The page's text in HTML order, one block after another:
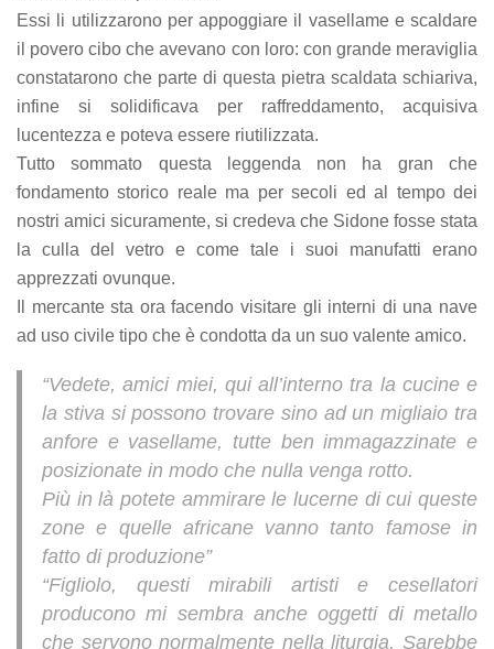
Essi li utilizzarono per appoggiare il vasellame e scaldare
il povero cibo che avevano con loro: con grande meraviglia
constatarono che parte di questa pietra scaldata schiariva,
infine si solidificava per raffreddamento, acquisiva
lucentezza e poteva essere riutilizzata.
Tutto sommato questa leggenda non ha gran che
fondamento storico reale ma per secoli ed al tempo dei
nostri amici sicuramente, si credeva che Sidone fosse stata
la culla del vetro e come tale i suoi manufatti erano
apprezzati ovunque.
Il mercante sta ora facendo visitare gli interni di una nave
ad uso civile tipo che è condotta da un suo valente amico.
“Vedete, amici miei, qui all’interno tra la cucine e
la stiva si possono trovare sino ad un migliaio tra
anfore e vasellame, tutte ben immagazzinate e
posizionate in modo che nulla venga rotto.
Più in là potete ammirare le lucerne di cui queste
zone e quelle africane vanno tanto famose in
fatto di produzione”
“Figliolo, questi mirabili artisti e cesellatori
producono mi sembra anche oggetti di metallo
che servono normalmente nella liturgia. Sarebbe